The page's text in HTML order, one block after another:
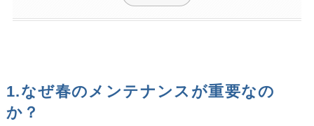
1.なぜ春のメンテナンスが重要なの
か？